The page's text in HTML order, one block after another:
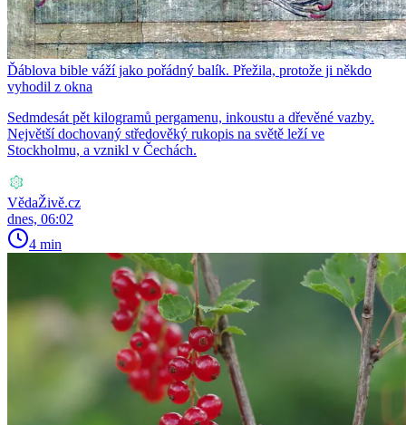
Ďáblova bible váží jako pořádný balík. Přežila, protože ji někdo
vyhodil z okna
Sedmdesát pět kilogramů pergamenu, inkoustu a dřevěné vazby.
Největší dochovaný středověký rukopis na světě leží ve
Stockholmu, a vznikl v Čechách.
VědaŽivě.cz
dnes, 06:02
4 min